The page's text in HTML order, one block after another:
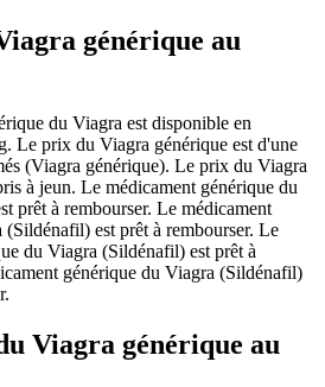
générique au
du Viagra est disponible en
Le prix du Viagra générique est d'une
(Viagra générique). Le prix du Viagra
à jeun. Le médicament générique du
prêt à rembourser. Le médicament
(Sildénafil) est prêt à rembourser. Le
du Viagra (Sildénafil) est prêt à
générique du Viagra (Sildénafil)
Viagra générique au